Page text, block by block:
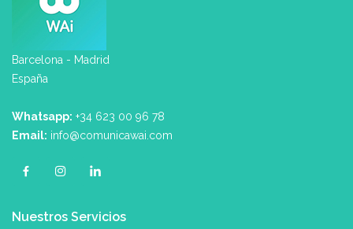
Barcelona - Madrid
España
Whatsapp: +34 623 00 96 78
Email: info@comunicawai.com
Nuestros Servicios